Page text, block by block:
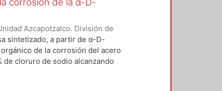
y 2-(2-piridil)
para obtener
Azcapotzalco. División de
Araceli ;Orozco Cruz,
Valverde, Gerardo;Lomas
sintetizado, a partir de α-D-
de la corrosión del acero
de cloruro de sodio alcanzando
lo hace en un 86.8% y